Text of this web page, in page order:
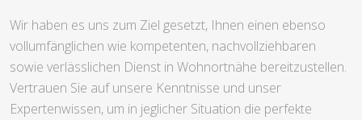
Wir haben es uns zum Ziel gesetzt, Ihnen einen ebenso
vollumfänglichen wie kompetenten, nachvollziehbaren
sowie verlässlichen Dienst in Wohnortnähe bereitzustellen.
Vertrauen Sie auf unsere Kenntnisse und unser
Expertenwissen, um in jeglicher Situation die perfekte